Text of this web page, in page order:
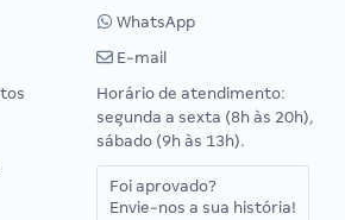
WhatsApp
E-mail
Horário de atendimento:
segunda a sexta (8h às 20h),
sábado (9h às 13h).
Foi aprovado?
Envie-nos a sua história!